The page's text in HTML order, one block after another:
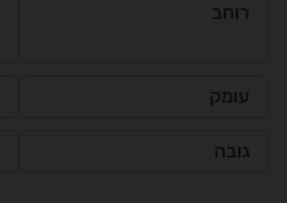
רוחב
עומק
גובה